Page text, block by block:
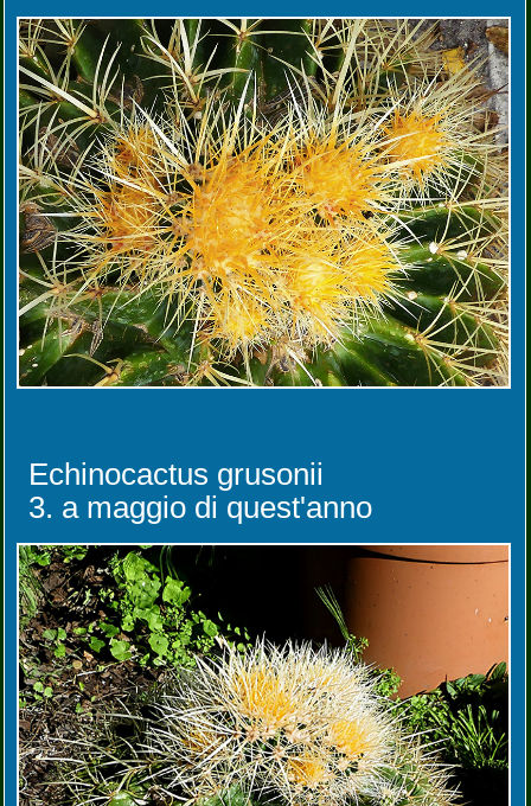
Echinocactus grusonii
3. a maggio di quest'anno